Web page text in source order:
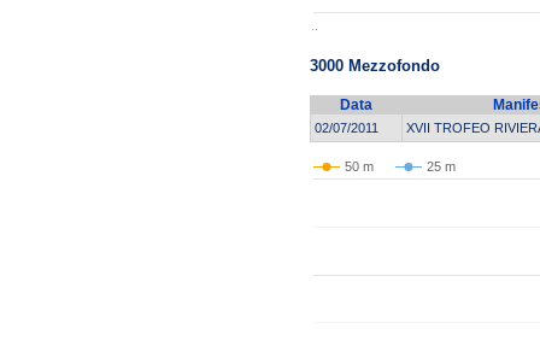
3000 Mezzofondo
Data
02/07/2011 XVII TROFEO
50 m 25 m